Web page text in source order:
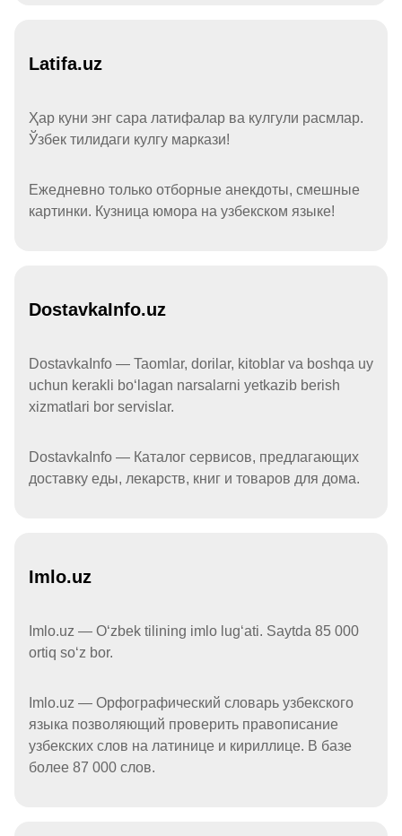
Latifa.uz
Ҳар куни энг сара латифалар ва кулгули расмлар.
Ўзбек тилидаги кулгу маркази!
Ежедневно только отборные анекдоты, смешные
картинки. Кузница юмора на узбекском языке!
DostavkaInfo.uz
DostavkaInfo — Taomlar, dorilar, kitoblar va boshqa uy
uchun kerakli boʻlagan narsalarni yetkazib berish
xizmatlari bor servislar.
DostavkaInfo — Каталог сервисов, предлагающих
доставку еды, лекарств, книг и товаров для дома.
Imlo.uz
Imlo.uz — Oʻzbek tilining imlo lugʻati. Saytda 85 000
ortiq soʻz bor.
Imlo.uz — Орфографический словарь узбекского
языка позволяющий проверить правописание
узбекских слов на латинице и кириллице. В базе
более 87 000 слов.